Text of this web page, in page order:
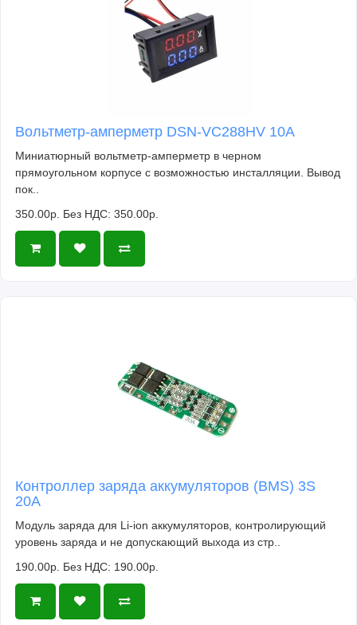
Вольтметр-амперметр DSN-VC288HV 10А
Миниатюрный вольтметр-амперметр в черном
прямоугольном корпусе с возможностью инсталляции. Вывод
пок..
350.00р. Без НДС: 350.00р.
Контроллер заряда аккумуляторов (BMS) 3S
20A
Модуль заряда для Li-ion аккумуляторов, контролирующий
уровень заряда и не допускающий выхода из стр..
190.00р. Без НДС: 190.00р.